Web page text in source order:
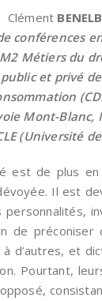
Clément
conférences
Métiers du
et privé
Mont-Blanc,
(Université
est de plus en
Il est
personnalités,
de préconiser
d’autres, et
Pourtant,